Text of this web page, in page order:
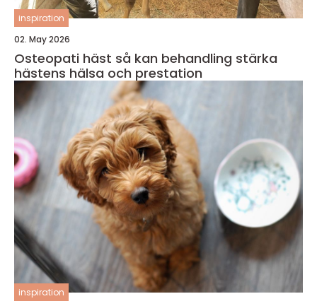
inspiration
02. May 2026
Osteopati häst så kan behandling stärka
hästens hälsa och prestation
inspiration